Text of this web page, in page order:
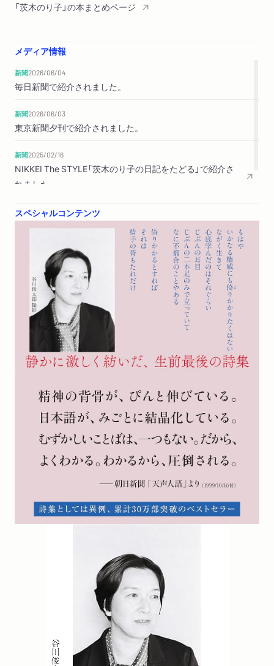
「茨木のり子」の本まとめページ
メディア情報
新聞2026/06/04
毎日新聞で紹介されました。
新聞2026/06/03
東京新聞夕刊で紹介されました。
新聞2025/02/16
NIKKEI The STYLE「茨木のり子の日記をたどる」で紹介さ
れました。
スペシャルコンテンツ